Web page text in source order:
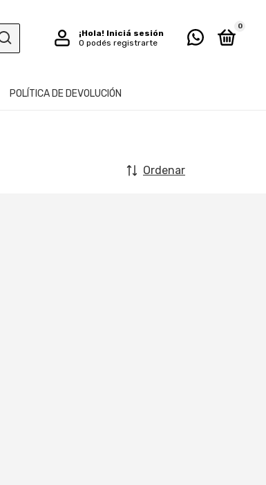
¡Hola! Iniciá sesión
O podés registrarte
0
POLÍTICA DE DEVOLUCIÓN
Ordenar